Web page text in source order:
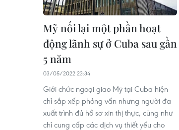
Mỹ nối lại một phần hoạt
động lãnh sự ở Cuba sau gần
5 năm
03/05/2022 23:34
Giới chức ngoại giao Mỹ tại Cuba hiện
chỉ sắp xếp phỏng vấn những người đã
xuất trình đủ hồ sơ xin thị thực, cũng như
chỉ cung cấp các dịch vụ thiết yếu cho